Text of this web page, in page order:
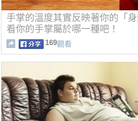
手掌的溫度其實反映著你的「
看你的手掌屬於哪一種吧！
169觀看